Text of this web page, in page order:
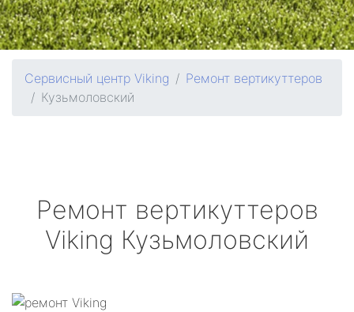
Сервисный центр Viking
Ремонт вертикуттеров
Кузьмоловский
Ремонт вертикуттеров
Viking Кузьмоловский